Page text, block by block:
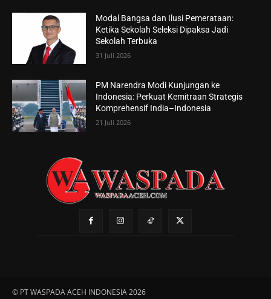
Modal Bangsa dan Ilusi Pemerataan:
Ketika Sekolah Seleksi Dipaksa Jadi
Sekolah Terbuka
31 Juli 2026
PM Narendra Modi Kunjungan ke
Indonesia: Perkuat Kemitraan Strategis
Komprehensif India–Indonesia
21 Juli 2026
© PT WASPADA ACEH INDONESIA 2026